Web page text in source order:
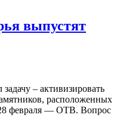
выпустят
– активизировать
расположенных
февраля — ОТВ. Вопрос